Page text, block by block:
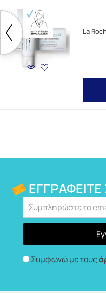
La
ΕΓΓΡΑΦΕΊΤΕ
Συμφωνώ με τους